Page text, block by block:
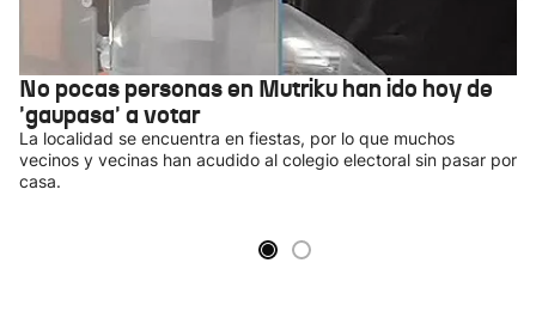
No pocas personas en Mutriku han ido hoy de
'gaupasa' a votar
La localidad se encuentra en fiestas, por lo que muchos
vecinos y vecinas han acudido al colegio electoral sin pasar por
casa.